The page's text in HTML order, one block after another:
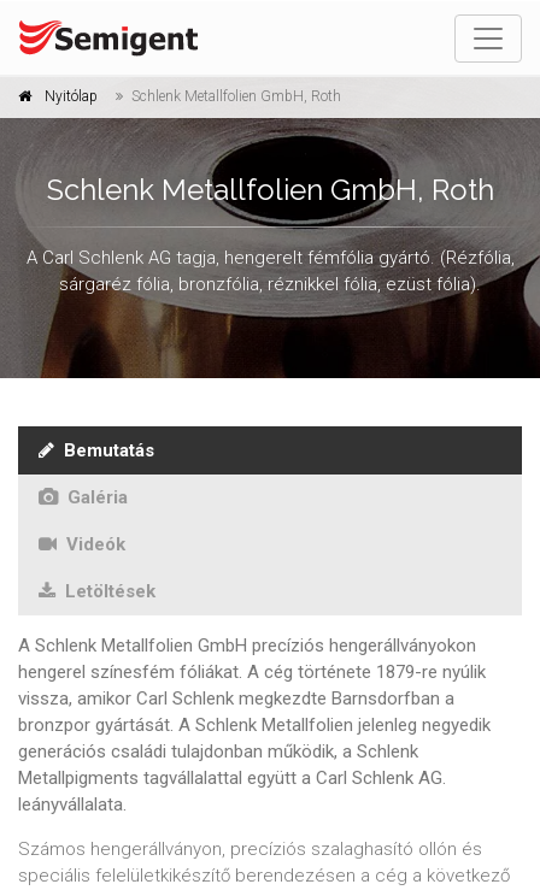
Nyitólap Schlenk Metallfolien GmbH, Roth
Schlenk Metallfolien GmbH, Roth
A Carl Schlenk AG tagja, hengerelt fémfólia gyártó. (Rézfólia,
sárgaréz fólia, bronzfólia, réznikkel fólia, ezüst fólia).
Bemutatás
Galéria
Videók
Letöltések
A Schlenk Metallfolien GmbH precíziós hengerállványokon
hengerel színesfém fóliákat. A cég története 1879-re nyúlik
vissza, amikor Carl Schlenk megkezdte Barnsdorfban a
bronzpor gyártását. A Schlenk Metallfolien jelenleg negyedik
generációs családi tulajdonban működik, a Schlenk
Metallpigments tagvállalattal együtt a Carl Schlenk AG.
leányvállalata.
Számos hengerállványon, precíziós szalaghasító ollón és
speciális felelületkikészítő berendezésen a cég a következő